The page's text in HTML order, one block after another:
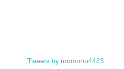
Tweets by momono4423